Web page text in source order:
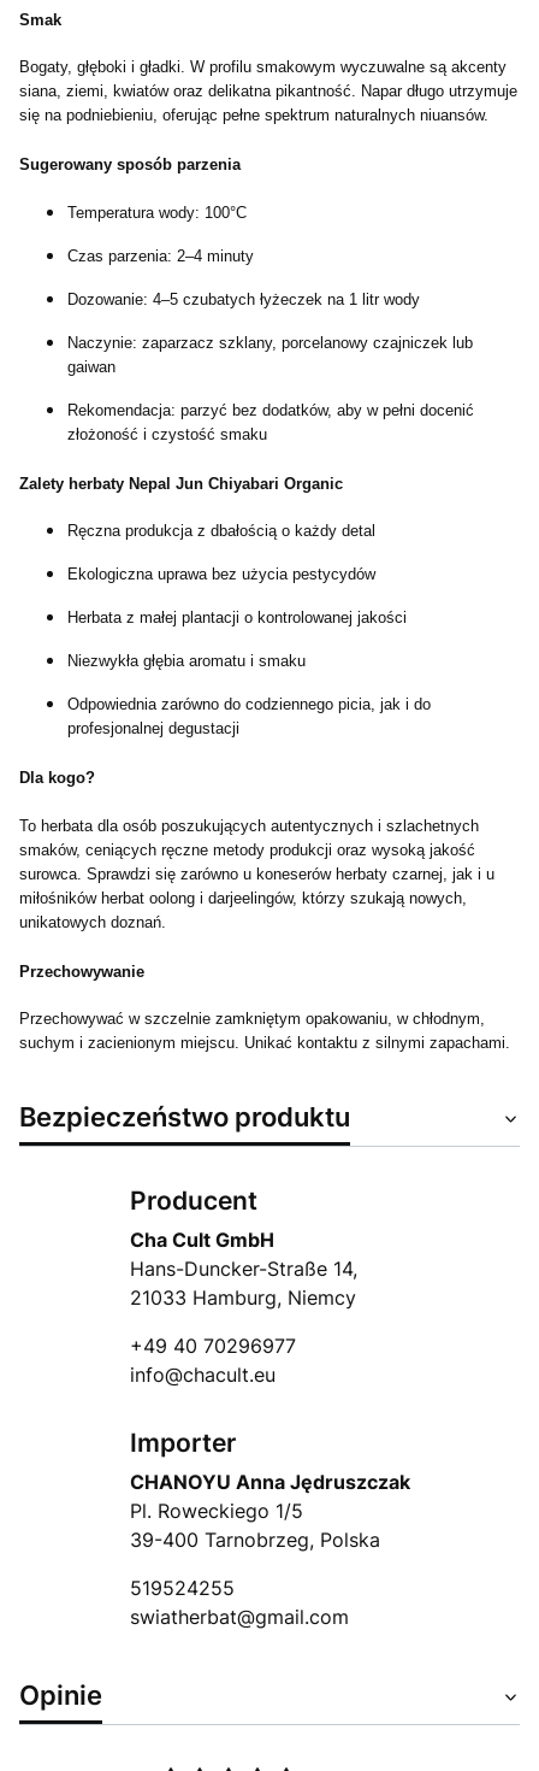
Smak
Bogaty, głęboki i gładki. W profilu smakowym wyczuwalne są akcenty
siana, ziemi, kwiatów oraz delikatna pikantność. Napar długo utrzymuje
się na podniebieniu, oferując pełne spektrum naturalnych niuansów.
Sugerowany sposób parzenia
Temperatura wody: 100°C
Czas parzenia: 2–4 minuty
Dozowanie: 4–5 czubatych łyżeczek na 1 litr wody
Naczynie: zaparzacz szklany, porcelanowy czajniczek lub
gaiwan
Rekomendacja: parzyć bez dodatków, aby w pełni docenić
złożoność i czystość smaku
Zalety herbaty Nepal Jun Chiyabari Organic
Ręczna produkcja z dbałością o każdy detal
Ekologiczna uprawa bez użycia pestycydów
Herbata z małej plantacji o kontrolowanej jakości
Niezwykła głębia aromatu i smaku
Odpowiednia zarówno do codziennego picia, jak i do
profesjonalnej degustacji
Dla kogo?
To herbata dla osób poszukujących autentycznych i szlachetnych
smaków, ceniących ręczne metody produkcji oraz wysoką jakość
surowca. Sprawdzi się zarówno u koneserów herbaty czarnej, jak i u
miłośników herbat oolong i darjeelingów, którzy szukają nowych,
unikatowych doznań.
Przechowywanie
Przechowywać w szczelnie zamkniętym opakowaniu, w chłodnym,
suchym i zacienionym miejscu. Unikać kontaktu z silnymi zapachami.
Bezpieczeństwo produktu
Producent
Cha Cult GmbH
Hans-Duncker-Straße 14,
21033 Hamburg, Niemcy
+49 40 70296977
info@chacult.eu
Importer
CHANOYU Anna Jędruszczak
Pl. Roweckiego 1/5
39-400 Tarnobrzeg, Polska
519524255
swiatherbat@gmail.com
Opinie